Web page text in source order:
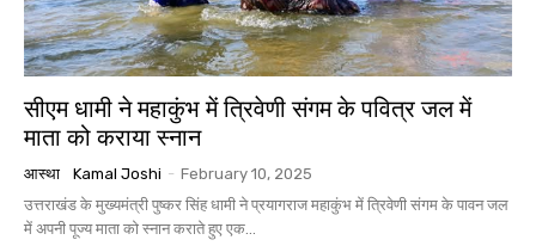
सीएम धामी ने महाकुंभ में त्रिवेणी संगम के पवित्र जल में
माता को कराया स्नान
आस्था Kamal Joshi - February 10, 2025
उत्तराखंड के मुख्यमंत्री पुष्कर सिंह धामी ने प्रयागराज महाकुंभ में त्रिवेणी संगम के पावन जल
में अपनी पूज्य माता को स्नान कराते हुए एक...